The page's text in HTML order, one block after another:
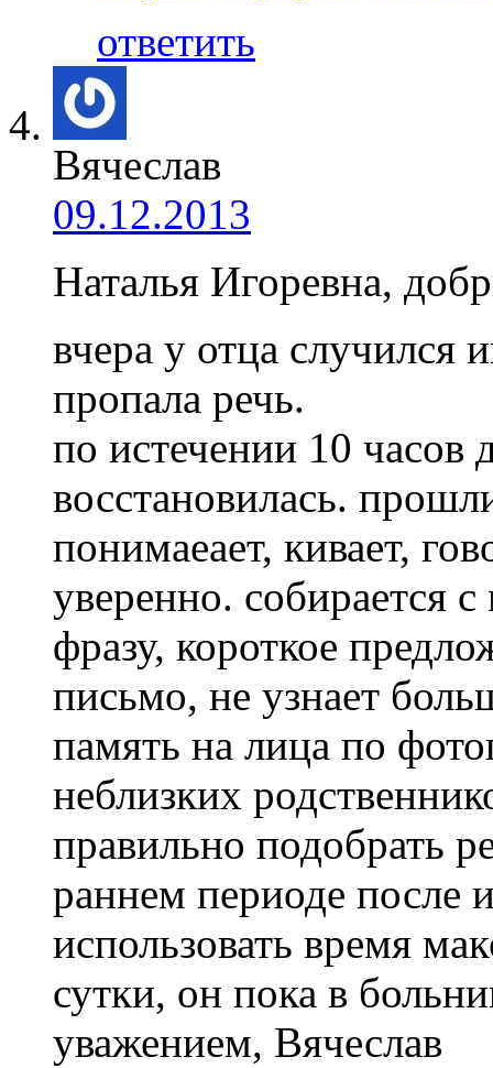
ответить
Вячеслав
09.12.2013
Наталья Игоревна,
вчера у отца случился
пропала речь.
по истечении 10 часов
восстановилась.
понимаеает, кивает,
уверенно. собирается
фразу, короткое
письмо, не узнает
память на лица по
неблизких
правильно подобрать
раннем периоде после
использовать время
сутки, он пока в
уважением, Вячеслав